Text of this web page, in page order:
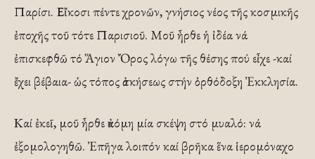
Παρίσι. Εἴκοσι πέντε χρονῶν, γνήσιος νέος τῆς κοσμικῆς
ἐποχῆς τοῦ τότε Παρισιοῦ. Μοῦ ἦρθε ἡ ἰδέα νά
ἐπισκεφθῶ τό Ἅγιον Ὄρος λόγω τῆς θέσης πού εἶχε -καί
ἔχει βέβαια- ὡς τόπος ἀσκήσεως στήν ὀρθόδοξη Ἐκκλησία.
Καί ἐκεῖ, μοῦ ἦρθε ἀκόμη μία σκέψη στό μυαλό: νά
ἐξομολογηθῶ. Ἐπῆγα λοιπόν καί βρῆκα ἕνα ἱερομόναχο